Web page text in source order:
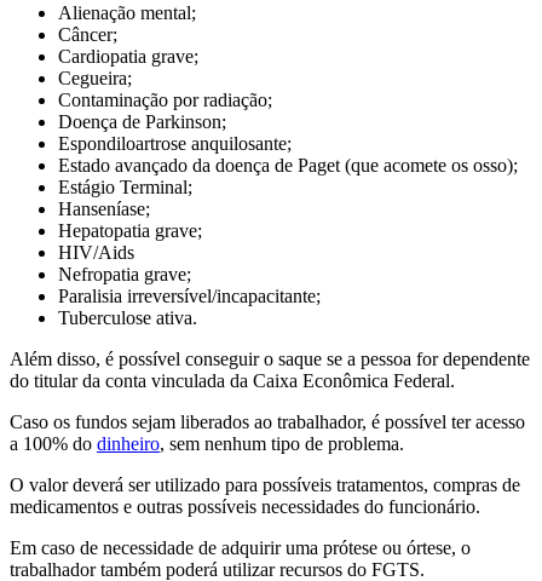
Alienação mental;
Câncer;
Cardiopatia grave;
Cegueira;
Contaminação por radiação;
Doença de Parkinson;
Espondiloartrose anquilosante;
Estado avançado da doença de Paget (que acomete os osso);
Estágio Terminal;
Hanseníase;
Hepatopatia grave;
HIV/Aids
Nefropatia grave;
Paralisia irreversível/incapacitante;
Tuberculose ativa.
Além disso, é possível conseguir o saque se a pessoa for dependente
do titular da conta vinculada da Caixa Econômica Federal.
Caso os fundos sejam liberados ao trabalhador, é possível ter acesso
a 100% do dinheiro, sem nenhum tipo de problema.
O valor deverá ser utilizado para possíveis tratamentos, compras de
medicamentos e outras possíveis necessidades do funcionário.
Em caso de necessidade de adquirir uma prótese ou órtese, o
trabalhador também poderá utilizar recursos do FGTS.